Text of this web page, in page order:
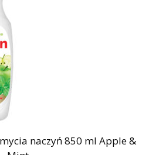
naczyń 850 ml Apple &